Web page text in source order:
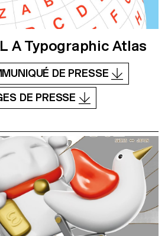
A Typographic Atlas
DE PRESSE
DE PRESSE